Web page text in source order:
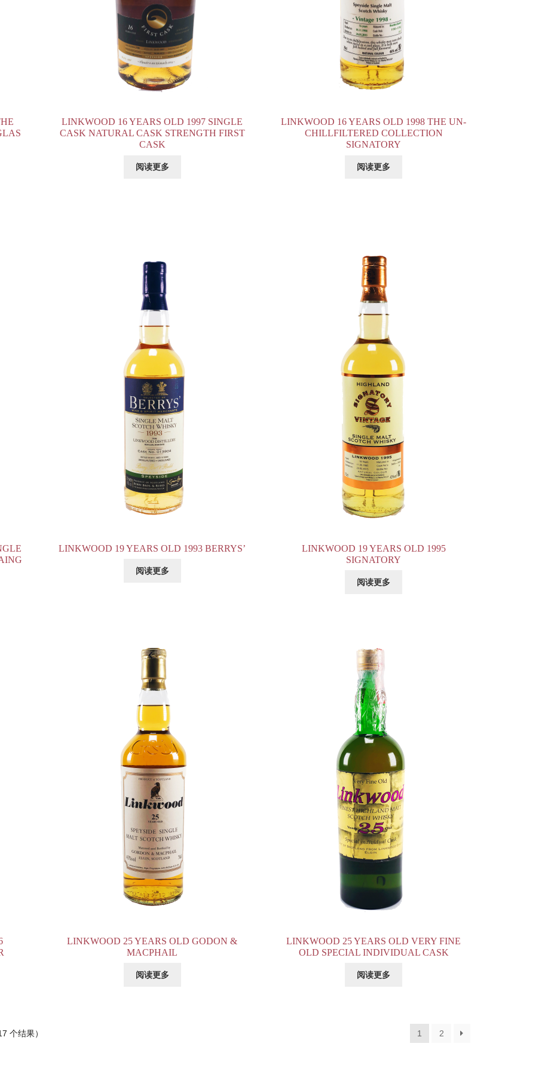
LINKWOOD 16 YEARS OLD 1997 SINGLE
CASK NATURAL CASK STRENGTH FIRST
CASK
阅读更多
LINKWOOD 16 YEARS OLD 1998 THE UN-
CHILLFILTERED COLLECTION
SIGNATORY
阅读更多
LINKWOOD 19 YEARS OLD 1993 BERRYS’
阅读更多
LINKWOOD 19 YEARS OLD 1995
SIGNATORY
阅读更多
LINKWOOD 25 YEARS OLD GODON &
MACPHAIL
阅读更多
LINKWOOD 25 YEARS OLD VERY FINE
OLD SPECIAL INDIVIDUAL CASK
阅读更多
个结果） 1 2